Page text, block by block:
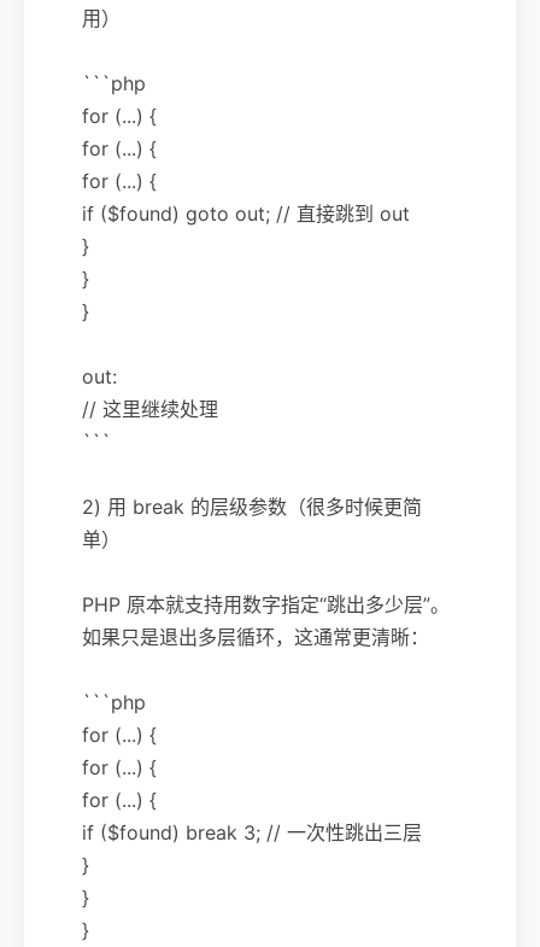
用）
```php
for (...) {
for (...) {
for (...) {
if ($found) goto out; // 直接跳到 out
}
}
}
out:
// 这里继续处理
```
2) 用 break 的层级参数（很多时候更简
单）
PHP 原本就支持用数字指定“跳出多少层”。
如果只是退出多层循环，这通常更清晰：
```php
for (...) {
for (...) {
for (...) {
if ($found) break 3; // 一次性跳出三层
}
}
}